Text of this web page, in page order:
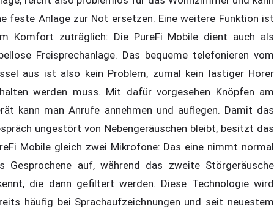
feste Anlage zur Not ersetzen. Eine weitere Funktion ist
Komfort zuträglich: Die PureFi Mobile dient auch als
Freisprechanlage. Das bequeme telefonieren vom
aus ist also kein Problem, zumal kein lästiger Hörer
werden muss. Mit dafür vorgesehen Knöpfen am
kann man Anrufe annehmen und auflegen. Damit das
ungestört von Nebengeräuschen bleibt, besitzt das
Mobile gleich zwei Mikrofone: Das eine nimmt normal
Gesprochene auf, während das zweite Störgeräusche
die dann gefiltert werden. Diese Technologie wird
häufig bei Sprachaufzeichnungen und seit neuestem